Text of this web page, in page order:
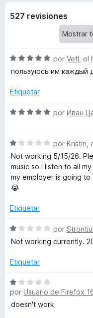
e
s
d
Y
o
t
u
b
e
3
e
527 revisiones
S
e
a
o
c
o
d
5
por Vetl , el
пользуюсь им каждый
Etiquetar
S
a
o
r
ó
o
5
d
5
por Иван
S
e
v
a
r
c
o
1
e
5
por Kristin ,
Not working 5/15/26.
music so I listen to all
my employer is going
😭
Etiquetar
S
e
a
o
r
ó
por
Not working currently.
Etiquetar
S
e
v
por Usuario de Firefox
doesn't work